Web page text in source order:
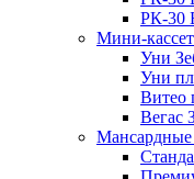
РК-30
Мини-
Уни
Уни
Витео
Вегас